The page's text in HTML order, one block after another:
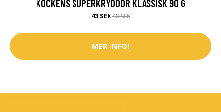
KOCKENS SUPERKRYDDOR KLASSISK 90 G
43 SEK48 SEK
MER INFO!